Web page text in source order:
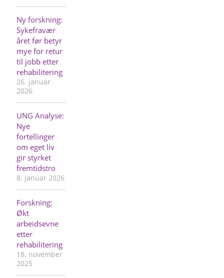
Ny forskning:
Sykefravær
året før betyr
mye for retur
til jobb etter
rehabilitering
26. januar
2026
UNG Analyse:
Nye
fortellinger
om eget liv
gir styrket
fremtidstro
8. januar 2026
Forskning:
Økt
arbeidsevne
etter
rehabilitering
18. november
2025